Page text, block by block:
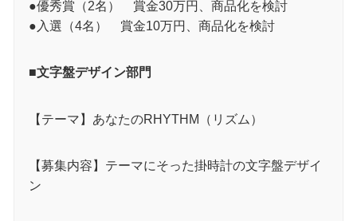
●優秀賞（2名） 賞金30万円、商品化を検討
●入選（4名） 賞金10万円、商品化を検討
■文字盤デザイン部門
【テーマ】あなたのRHYTHM（リズム）
【募集内容】テーマにそった掛時計の文字盤デザイ
ン